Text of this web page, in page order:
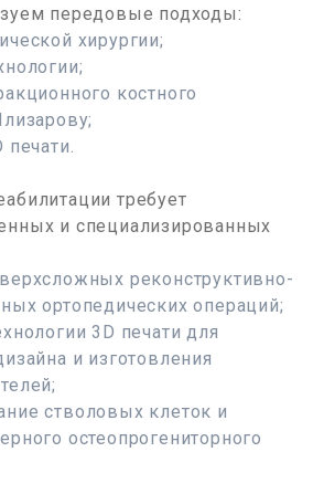
передовые подходы:
хирургии;
костного
печати.
требует
и специализированных
реконструктивно-
ортопедических операций;
3D печати для
и изготовления
стволовых клеток и
остеопрогениторного